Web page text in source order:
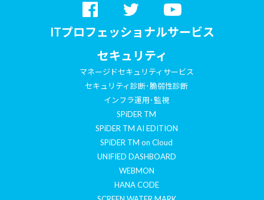
ITプロフェッショナルサービス
セキュリティ
マネージドセキュリティサービス
セキュリティ診断･脆弱性診断
インフラ運用･監視
SPiDER TM
SPiDER TM AI EDITION
SPiDER TM on Cloud
UNIFIED DASHBOARD
WEBMON
HANA CODE